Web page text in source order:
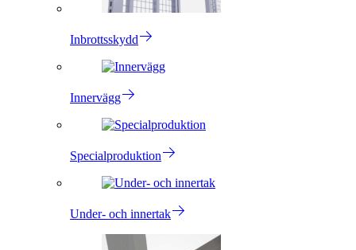
Inbrottsskydd
Innervägg
Specialproduktion
Under- och innertak